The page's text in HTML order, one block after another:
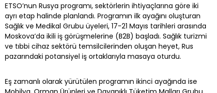
ETSO’nun Rusya programı, sektörlerin ihtiyaçlarına göre iki
ayrı etap halinde planlandı. Programın ilk ayağını oluşturan
Sağlık ve Medikal Grubu üyeleri, 17-21 Mayıs tarihleri arasında
Moskova’da ikili iş görüşmelerine (B2B) başladı. Sağlık turizmi
ve tıbbi cihaz sektörü temsilcilerinden oluşan heyet, Rus
pazarındaki potansiyel iş ortaklarıyla masaya oturdu.
Eş zamanlı olarak yürütülen programın ikinci ayağında ise